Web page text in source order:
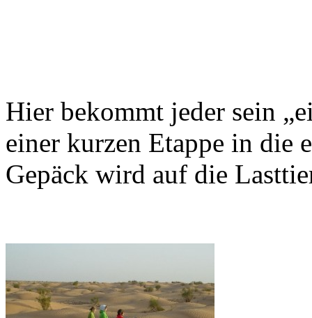
Hier bekommt jeder sein
einer kurzen Etappe in die
Gepäck wird auf die